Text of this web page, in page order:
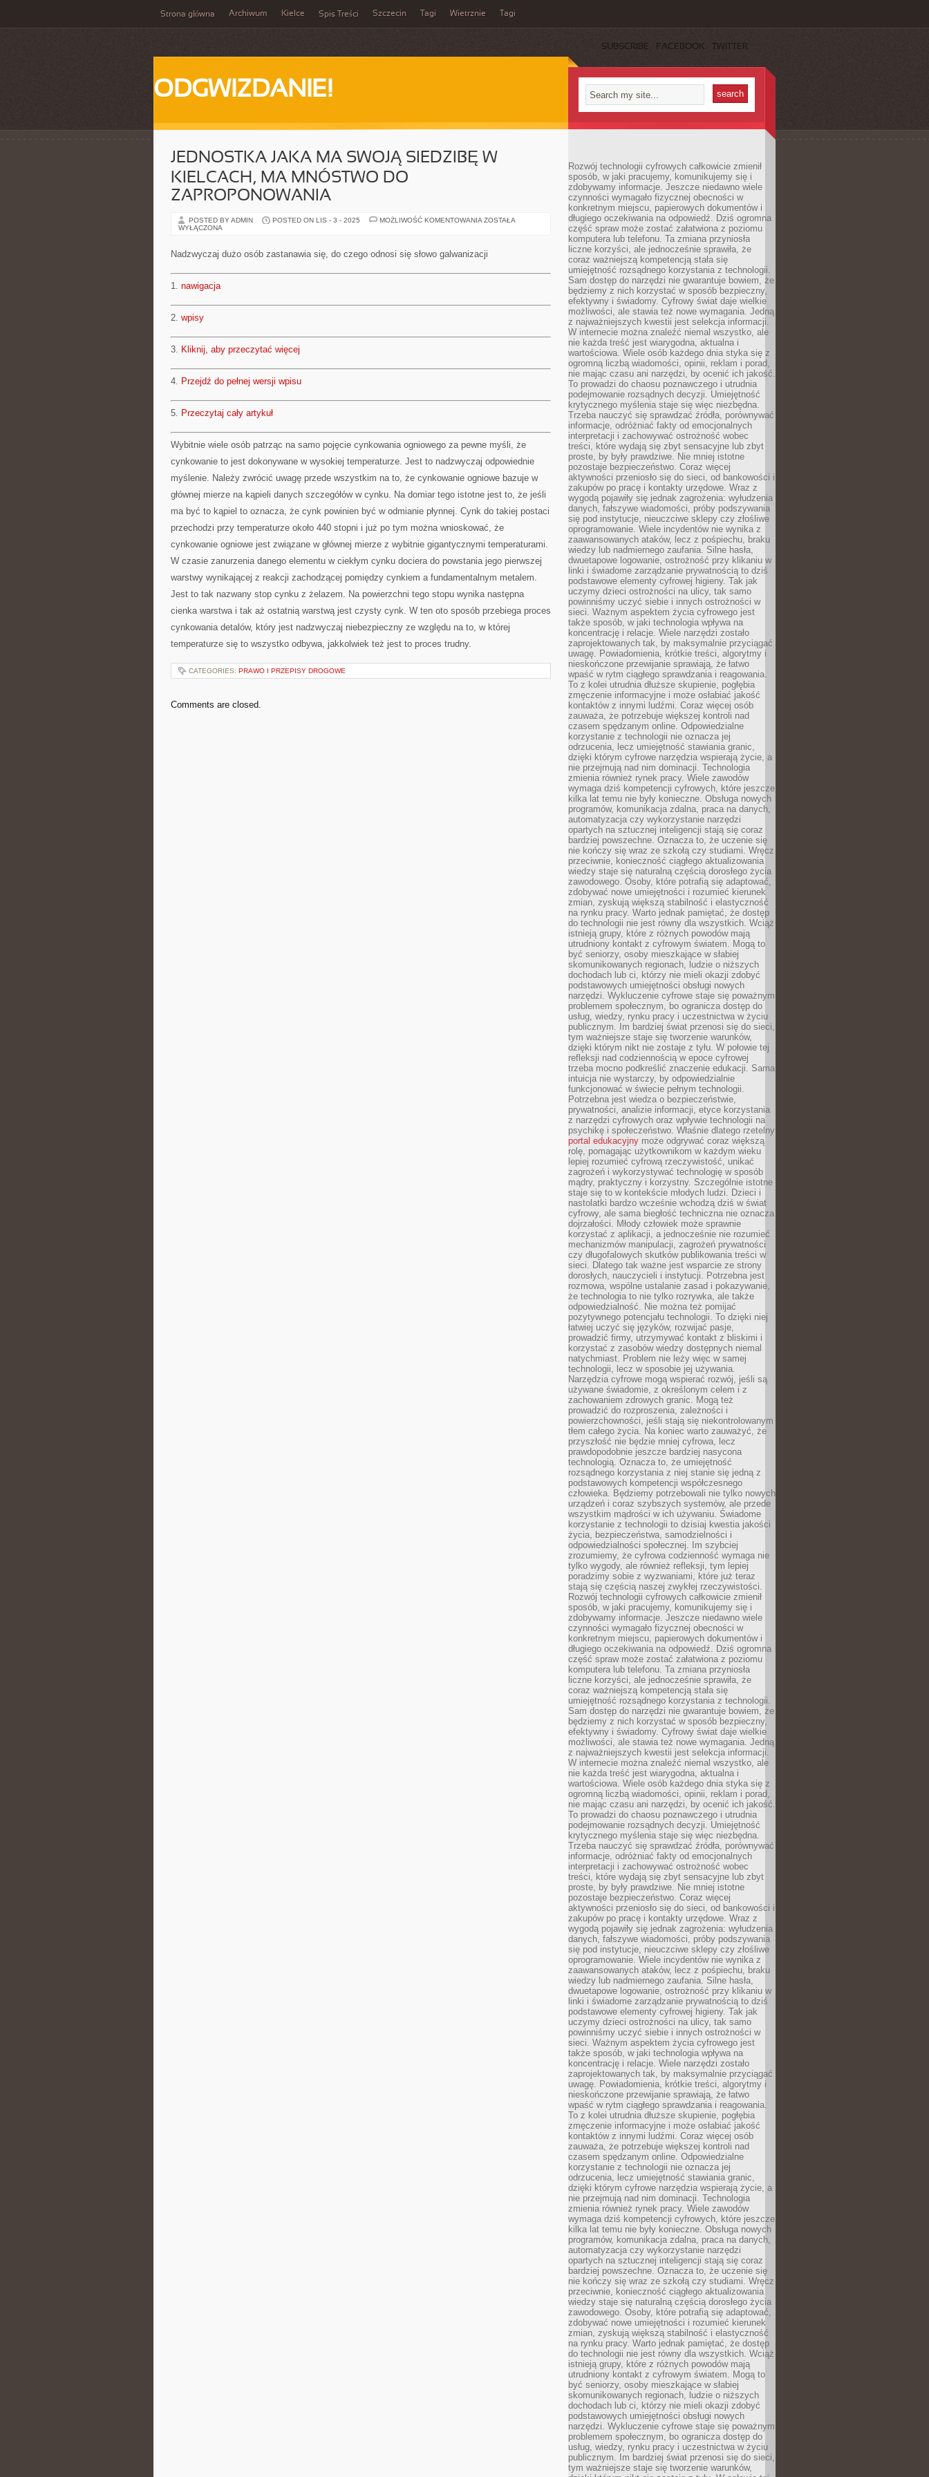
Strona główna Archiwum Kielce Spis Treści Szczecin Tagi Wietrznie Tagi
SUBSCRIBE FACEBOOK TWITTER
ODGWIZDANIE!
JEDNOSTKA JAKA MA SWOJĄ SIEDZIBĘ W
KIELCACH, MA MNÓSTWO DO
ZAPROPONOWANIA
POSTED BY ADMIN POSTED ON LIS - 3 - 2025 MOŻLIWOŚĆ KOMENTOWANIA JEDNOSTKA
SIEDZIBĘ
W
MA
ZOSTAŁA
WYŁĄCZONA
Nadzwyczaj dużo osób zastanawia się, do czego odnosi się słowo galwanizacji
1. nawigacja
2. wpisy
3. Kliknij, aby przeczytać więcej
4. Przejdź do pełnej wersji wpisu
5. Przeczytaj cały artykuł
Wybitnie wiele osób patrząc na samo pojęcie cynkowania ogniowego za pewne myśli, że
cynkowanie to jest dokonywane w wysokiej temperaturze. Jest to nadzwyczaj odpowiednie
myślenie. Należy zwrócić uwagę przede wszystkim na to, że cynkowanie ogniowe bazuje w
głównej mierze na kąpieli danych szczegółów w cynku. Na domiar tego istotne jest to, że jeśli
ma być to kąpiel to oznacza, że cynk powinien być w odmianie płynnej. Cynk do takiej postaci
przechodzi przy temperaturze około 440 stopni i już po tym można wnioskować, że
cynkowanie ogniowe jest związane w głównej mierze z wybitnie gigantycznymi temperaturami.
W czasie zanurzenia danego elementu w ciekłym cynku dociera do powstania jego pierwszej
warstwy wynikającej z reakcji zachodzącej pomiędzy cynkiem a fundamentalnym metalem.
Jest to tak nazwany stop cynku z żelazem. Na powierzchni tego stopu wynika następna
cienka warstwa i tak aż ostatnią warstwą jest czysty cynk. W ten oto sposób przebiega proces
cynkowania detalów, który jest nadzwyczaj niebezpieczny ze względu na to, w której
temperaturze się to wszystko odbywa, jakkolwiek też jest to proces trudny.
CATEGORIES: PRAWO I PRZEPISY DROGOWE
Comments are closed.
Rozwój technologii cyfrowych całkowicie zmienił
sposób, w jaki pracujemy, komunikujemy się i
zdobywamy informacje. Jeszcze niedawno wiele
czynności wymagało fizycznej obecności w
konkretnym miejscu, papierowych dokumentów i
długiego oczekiwania na odpowiedź. Dziś ogromna
część spraw może zostać załatwiona z poziomu
komputera lub telefonu. Ta zmiana przyniosła
liczne korzyści, ale jednocześnie sprawiła, że
coraz ważniejszą kompetencją stała się
umiejętność rozsądnego korzystania z technologii.
Sam dostęp do narzędzi nie gwarantuje bowiem, że
będziemy z nich korzystać w sposób bezpieczny,
efektywny i świadomy. Cyfrowy świat daje wielkie
możliwości, ale stawia też nowe wymagania. Jedną
z najważniejszych kwestii jest selekcja informacji.
W internecie można znaleźć niemal wszystko, ale
nie każda treść jest wiarygodna, aktualna i
wartościowa. Wiele osób każdego dnia styka się z
ogromną liczbą wiadomości, opinii, reklam i porad,
nie mając czasu ani narzędzi, by ocenić ich jakość.
To prowadzi do chaosu poznawczego i utrudnia
podejmowanie rozsądnych decyzji. Umiejętność
krytycznego myślenia staje się więc niezbędna.
Trzeba nauczyć się sprawdzać źródła, porównywać
informacje, odróżniać fakty od emocjonalnych
interpretacji i zachowywać ostrożność wobec
treści, które wydają się zbyt sensacyjne lub zbyt
proste, by były prawdziwe. Nie mniej istotne
pozostaje bezpieczeństwo. Coraz więcej
aktywności przeniosło się do sieci, od bankowości i
zakupów po pracę i kontakty urzędowe. Wraz z
wygodą pojawiły się jednak zagrożenia: wyłudzenia
danych, fałszywe wiadomości, próby podszywania
się pod instytucje, nieuczciwe sklepy czy złośliwe
oprogramowanie. Wiele incydentów nie wynika z
zaawansowanych ataków, lecz z pośpiechu, braku
wiedzy lub nadmiernego zaufania. Silne hasła,
dwuetapowe logowanie, ostrożność przy klikaniu w
linki i świadome zarządzanie prywatnością to dziś
podstawowe elementy cyfrowej higieny. Tak jak
uczymy dzieci ostrożności na ulicy, tak samo
powinniśmy uczyć siebie i innych ostrożności w
sieci. Ważnym aspektem życia cyfrowego jest
także sposób, w jaki technologia wpływa na
koncentrację i relacje. Wiele narzędzi zostało
zaprojektowanych tak, by maksymalnie przyciągać
uwagę. Powiadomienia, krótkie treści, algorytmy i
nieskończone przewijanie sprawiają, że łatwo
wpaść w rytm ciągłego sprawdzania i reagowania.
To z kolei utrudnia dłuższe skupienie, pogłębia
zmęczenie informacyjne i może osłabiać jakość
kontaktów z innymi ludźmi. Coraz więcej osób
zauważa, że potrzebuje większej kontroli nad
czasem spędzanym online. Odpowiedzialne
korzystanie z technologii nie oznacza jej
odrzucenia, lecz umiejętność stawiania granic,
dzięki którym cyfrowe narzędzia wspierają życie, a
nie przejmują nad nim dominacji. Technologia
zmienia również rynek pracy. Wiele zawodów
wymaga dziś kompetencji cyfrowych, które jeszcze
kilka lat temu nie były konieczne. Obsługa nowych
programów, komunikacja zdalna, praca na danych,
automatyzacja czy wykorzystanie narzędzi
opartych na sztucznej inteligencji stają się coraz
bardziej powszechne. Oznacza to, że uczenie się
nie kończy się wraz ze szkołą czy studiami. Wręcz
przeciwnie, konieczność ciągłego aktualizowania
wiedzy staje się naturalną częścią dorosłego życia
zawodowego. Osoby, które potrafią się adaptować,
zdobywać nowe umiejętności i rozumieć kierunek
zmian, zyskują większą stabilność i elastyczność
na rynku pracy. Warto jednak pamiętać, że dostęp
do technologii nie jest równy dla wszystkich. Wciąż
istnieją grupy, które z różnych powodów mają
utrudniony kontakt z cyfrowym światem. Mogą to
być seniorzy, osoby mieszkające w słabiej
skomunikowanych regionach, ludzie o niższych
dochodach lub ci, którzy nie mieli okazji zdobyć
podstawowych umiejętności obsługi nowych
narzędzi. Wykluczenie cyfrowe staje się poważnym
problemem społecznym, bo ogranicza dostęp do
usług, wiedzy, rynku pracy i uczestnictwa w życiu
publicznym. Im bardziej świat przenosi się do sieci,
tym ważniejsze staje się tworzenie warunków,
dzięki którym nikt nie zostaje z tyłu. W połowie tej
refleksji nad codziennością w epoce cyfrowej
trzeba mocno podkreślić znaczenie edukacji. Sama
intuicja nie wystarczy, by odpowiedzialnie
funkcjonować w świecie pełnym technologii.
Potrzebna jest wiedza o bezpieczeństwie,
prywatności, analizie informacji, etyce korzystania
z narzędzi cyfrowych oraz wpływie technologii na
psychikę i społeczeństwo. Właśnie dlatego rzetelny
portal edukacyjny może odgrywać coraz większą
rolę, pomagając użytkownikom w każdym wieku
lepiej rozumieć cyfrową rzeczywistość, unikać
zagrożeń i wykorzystywać technologię w sposób
mądry, praktyczny i korzystny. Szczególnie istotne
staje się to w kontekście młodych ludzi. Dzieci i
nastolatki bardzo wcześnie wchodzą dziś w świat
cyfrowy, ale sama biegłość techniczna nie oznacza
dojrzałości. Młody człowiek może sprawnie
korzystać z aplikacji, a jednocześnie nie rozumieć
mechanizmów manipulacji, zagrożeń prywatności
czy długofalowych skutków publikowania treści w
sieci. Dlatego tak ważne jest wsparcie ze strony
dorosłych, nauczycieli i instytucji. Potrzebna jest
rozmowa, wspólne ustalanie zasad i pokazywanie,
że technologia to nie tylko rozrywka, ale także
odpowiedzialność. Nie można też pomijać
pozytywnego potencjału technologii. To dzięki niej
łatwiej uczyć się języków, rozwijać pasje,
prowadzić firmy, utrzymywać kontakt z bliskimi i
korzystać z zasobów wiedzy dostępnych niemal
natychmiast. Problem nie leży więc w samej
technologii, lecz w sposobie jej używania.
Narzędzia cyfrowe mogą wspierać rozwój, jeśli są
używane świadomie, z określonym celem i z
zachowaniem zdrowych granic. Mogą też
prowadzić do rozproszenia, zależności i
powierzchowności, jeśli stają się niekontrolowanym
tłem całego życia. Na koniec warto zauważyć, że
przyszłość nie będzie mniej cyfrowa, lecz
prawdopodobnie jeszcze bardziej nasycona
technologią. Oznacza to, że umiejętność
rozsądnego korzystania z niej stanie się jedną z
podstawowych kompetencji współczesnego
człowieka. Będziemy potrzebowali nie tylko nowych
urządzeń i coraz szybszych systemów, ale przede
wszystkim mądrości w ich używaniu. Świadome
korzystanie z technologii to dzisiaj kwestia jakości
życia, bezpieczeństwa, samodzielności i
odpowiedzialności społecznej. Im szybciej
zrozumiemy, że cyfrowa codzienność wymaga nie
tylko wygody, ale również refleksji, tym lepiej
poradzimy sobie z wyzwaniami, które już teraz
stają się częścią naszej zwykłej rzeczywistości.
Rozwój technologii cyfrowych całkowicie zmienił
sposób, w jaki pracujemy, komunikujemy się i
zdobywamy informacje. Jeszcze niedawno wiele
czynności wymagało fizycznej obecności w
konkretnym miejscu, papierowych dokumentów i
długiego oczekiwania na odpowiedź. Dziś ogromna
część spraw może zostać załatwiona z poziomu
komputera lub telefonu. Ta zmiana przyniosła
liczne korzyści, ale jednocześnie sprawiła, że
coraz ważniejszą kompetencją stała się
umiejętność rozsądnego korzystania z technologii.
Sam dostęp do narzędzi nie gwarantuje bowiem, że
będziemy z nich korzystać w sposób bezpieczny,
efektywny i świadomy. Cyfrowy świat daje wielkie
możliwości, ale stawia też nowe wymagania. Jedną
z najważniejszych kwestii jest selekcja informacji.
W internecie można znaleźć niemal wszystko, ale
nie każda treść jest wiarygodna, aktualna i
wartościowa. Wiele osób każdego dnia styka się z
ogromną liczbą wiadomości, opinii, reklam i porad,
nie mając czasu ani narzędzi, by ocenić ich jakość.
To prowadzi do chaosu poznawczego i utrudnia
podejmowanie rozsądnych decyzji. Umiejętność
krytycznego myślenia staje się więc niezbędna.
Trzeba nauczyć się sprawdzać źródła, porównywać
informacje, odróżniać fakty od emocjonalnych
interpretacji i zachowywać ostrożność wobec
treści, które wydają się zbyt sensacyjne lub zbyt
proste, by były prawdziwe. Nie mniej istotne
pozostaje bezpieczeństwo. Coraz więcej
aktywności przeniosło się do sieci, od bankowości i
zakupów po pracę i kontakty urzędowe. Wraz z
wygodą pojawiły się jednak zagrożenia: wyłudzenia
danych, fałszywe wiadomości, próby podszywania
się pod instytucje, nieuczciwe sklepy czy złośliwe
oprogramowanie. Wiele incydentów nie wynika z
zaawansowanych ataków, lecz z pośpiechu, braku
wiedzy lub nadmiernego zaufania. Silne hasła,
dwuetapowe logowanie, ostrożność przy klikaniu w
linki i świadome zarządzanie prywatnością to dziś
podstawowe elementy cyfrowej higieny. Tak jak
uczymy dzieci ostrożności na ulicy, tak samo
powinniśmy uczyć siebie i innych ostrożności w
sieci. Ważnym aspektem życia cyfrowego jest
także sposób, w jaki technologia wpływa na
koncentrację i relacje. Wiele narzędzi zostało
zaprojektowanych tak, by maksymalnie przyciągać
uwagę. Powiadomienia, krótkie treści, algorytmy i
nieskończone przewijanie sprawiają, że łatwo
wpaść w rytm ciągłego sprawdzania i reagowania.
To z kolei utrudnia dłuższe skupienie, pogłębia
zmęczenie informacyjne i może osłabiać jakość
kontaktów z innymi ludźmi. Coraz więcej osób
zauważa, że potrzebuje większej kontroli nad
czasem spędzanym online. Odpowiedzialne
korzystanie z technologii nie oznacza jej
odrzucenia, lecz umiejętność stawiania granic,
dzięki którym cyfrowe narzędzia wspierają życie, a
nie przejmują nad nim dominacji. Technologia
zmienia również rynek pracy. Wiele zawodów
wymaga dziś kompetencji cyfrowych, które jeszcze
kilka lat temu nie były konieczne. Obsługa nowych
programów, komunikacja zdalna, praca na danych,
automatyzacja czy wykorzystanie narzędzi
opartych na sztucznej inteligencji stają się coraz
bardziej powszechne. Oznacza to, że uczenie się
nie kończy się wraz ze szkołą czy studiami. Wręcz
przeciwnie, konieczność ciągłego aktualizowania
wiedzy staje się naturalną częścią dorosłego życia
zawodowego. Osoby, które potrafią się adaptować,
zdobywać nowe umiejętności i rozumieć kierunek
zmian, zyskują większą stabilność i elastyczność
na rynku pracy. Warto jednak pamiętać, że dostęp
do technologii nie jest równy dla wszystkich. Wciąż
istnieją grupy, które z różnych powodów mają
utrudniony kontakt z cyfrowym światem. Mogą to
być seniorzy, osoby mieszkające w słabiej
skomunikowanych regionach, ludzie o niższych
dochodach lub ci, którzy nie mieli okazji zdobyć
podstawowych umiejętności obsługi nowych
narzędzi. Wykluczenie cyfrowe staje się poważnym
problemem społecznym, bo ogranicza dostęp do
usług, wiedzy, rynku pracy i uczestnictwa w życiu
publicznym. Im bardziej świat przenosi się do sieci,
tym ważniejsze staje się tworzenie warunków,